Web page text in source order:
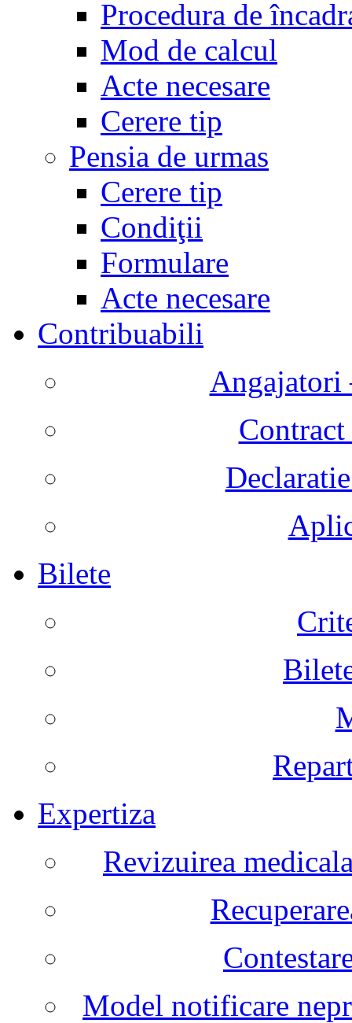
Procedura de
Mod de calcul
Acte necesare
Cerere tip
Pensia de urmas
Cerere tip
Condiţii
Formulare
Acte necesare
Contribuabili
Angajatori
Contract
Bilete
Expertiza
Revizuirea
Model notificare